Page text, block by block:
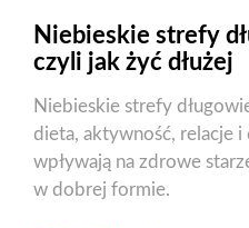
Niebieskie strefy
czyli jak żyć dłużej
Niebieskie strefy
dieta, aktywność, relacje i
wpływają na zdrowe
w dobrej formie.